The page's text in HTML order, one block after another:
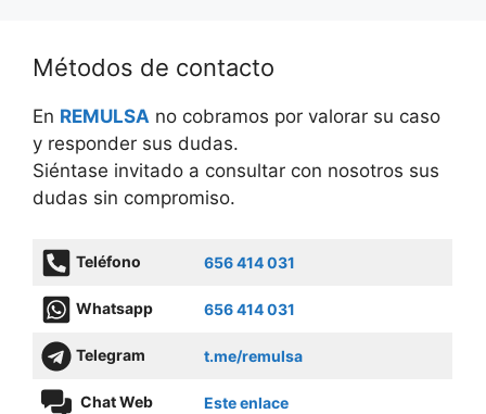
Métodos de contacto
En REMULSA no cobramos por valorar su caso
y responder sus dudas.
Siéntase invitado a consultar con nosotros sus
dudas sin compromiso.
Teléfono 656 414 031
Whatsapp 656 414 031
Telegram t.me/remulsa
Chat Web Este enlace